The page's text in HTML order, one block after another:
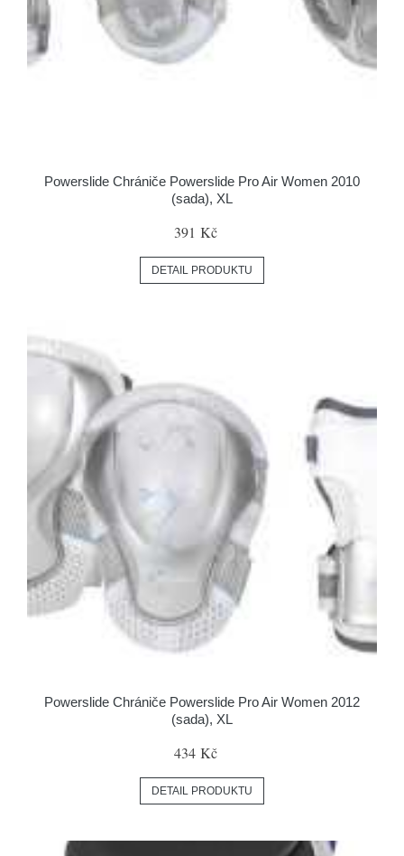
Powerslide Chrániče Powerslide Pro Air Women 2010
(sada), XL
391 Kč
DETAIL PRODUKTU
Powerslide Chrániče Powerslide Pro Air Women 2012
(sada), XL
434 Kč
DETAIL PRODUKTU